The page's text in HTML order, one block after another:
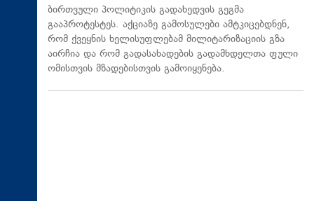
ბირთვული პოლიტიკის გადახედვის გეგმა
გააპროტესტეს. აქციაზე გამოსულები ამტკიცებდნენ,
რომ ქვეყნის ხელისუფლებამ მილიტარიზაციის გზა
აირჩია და რომ გადასახადების გადამხდელთა ფული
ომისთვის მზადებისთვის გამოიყენება.